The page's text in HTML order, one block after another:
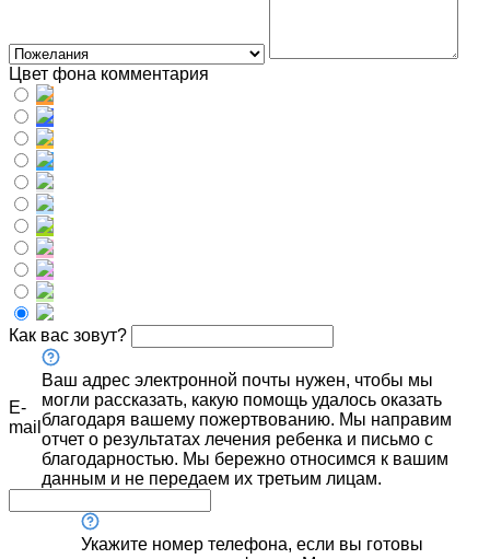
Цвет фона комментария
Как вас зовут?
E-
mail
Ваш адрес электронной почты нужен, чтобы мы
могли рассказать, какую помощь удалось оказать
благодаря вашему пожертвованию. Мы направим
отчет о результатах лечения ребенка и письмо с
благодарностью. Мы бережно относимся к вашим
данным и не передаем их третьим лицам.
Укажите номер телефона, если вы готовы